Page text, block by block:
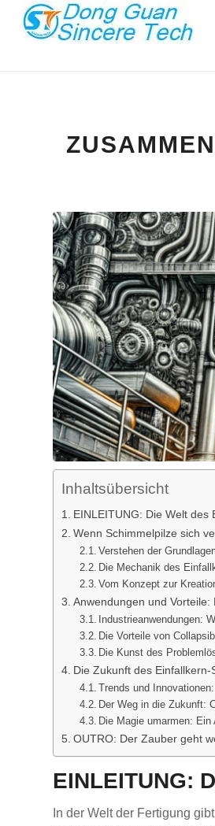
Inhaltsübersicht
EINLEITUNG: Die Welt des
Wenn Schimmelpilze sich
Verstehen der
Die Mechanik des
Vom Konzept zur
Anwendungen und
Industrieanwendungen:
Die Vorteile von
Die Kunst des
Die Zukunft des
Trends und
Der Weg in die Zukunft:
Die Magie umarmen:
OUTRO: Der Zauber geht
EINLEITUNG:
In der Welt der Fertigung